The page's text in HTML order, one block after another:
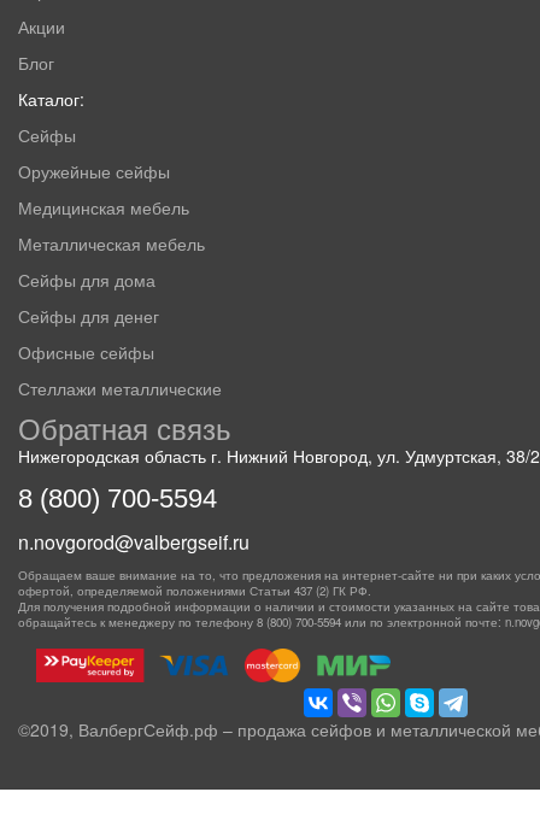
Акции
Блог
Каталог:
Сейфы
Оружейные сейфы
Медицинская мебель
Металлическая мебель
Сейфы для дома
Сейфы для денег
Офисные сейфы
Стеллажи металлические
Обратная связь
Нижегородская область г. Нижний Новгород, ул. Удмуртская, 38/2
8 (800) 700-5594
n.novgorod@valbergseif.ru
Обращаем ваше внимание на то, что предложения на интернет-сайте ни при каких
офертой, определяемой положениями Статьи 437 (2) ГК РФ.
Для получения подробной информации о наличии и стоимости указанных на сайте
обращайтесь к менеджеру по телефону 8 (800) 700-5594 или по электронной почте:
©2019, ВалбергСейф.рф – продажа сейфов и металлической